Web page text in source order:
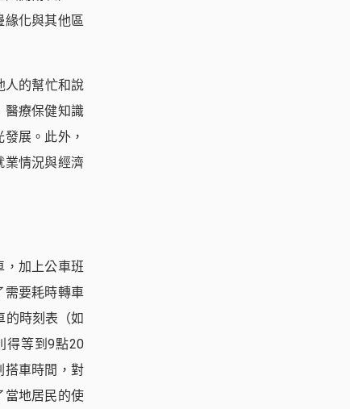
緣化與其他區
人的幫忙和說
醫療保健知識
展。此外，
業情況與經濟
，加上公車班
需要耗時轉車
的時刻表（如
得等到9點20
搭車時間，對
當地居民的使